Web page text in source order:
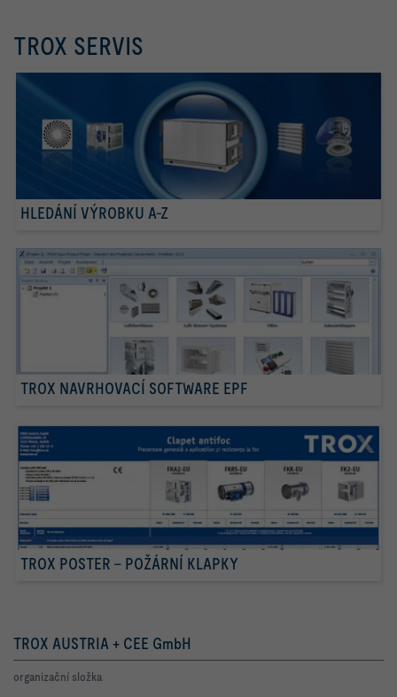
TROX SERVIS
HLEDÁNÍ VÝROBKU A-Z
TROX NAVRHOVACÍ SOFTWARE EPF
TROX POSTER – POŽÁRNÍ KLAPKY
TROX AUSTRIA + CEE GmbH
organizační složka